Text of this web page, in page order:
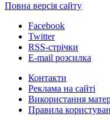
Повна версія сайту
Facebook
Twitter
RSS-стрічки
E-mail розсилка
Контакти
Реклама на сайті
Використання
Правила